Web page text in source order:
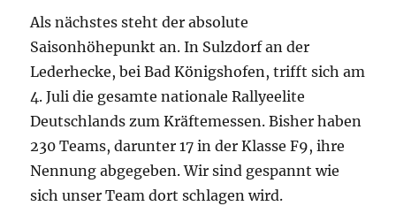
Als nächstes steht der absolute
Saisonhöhepunkt an. In Sulzdorf an der
Lederhecke, bei Bad Königshofen, trifft sich am
4. Juli die gesamte nationale Rallyeelite
Deutschlands zum Kräftemessen. Bisher haben
230 Teams, darunter 17 in der Klasse F9, ihre
Nennung abgegeben. Wir sind gespannt wie
sich unser Team dort schlagen wird.